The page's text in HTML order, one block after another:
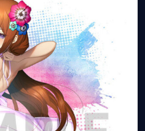
Deck Builder
My-Collection
Deck Library
Deck Share
PREMIUM SERVICE
ทีวีออนไลน์
แนะนำรายการทีวี